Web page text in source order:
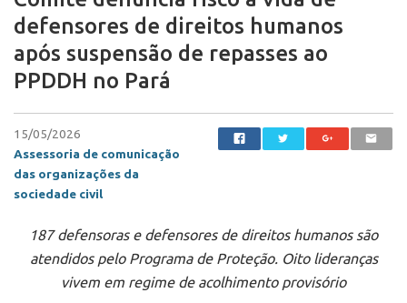
defensores de direitos humanos
após suspensão de repasses ao
PPDDH no Pará
15/05/2026
Assessoria de comunicação
das organizações da
sociedade civil
187 defensoras e defensores de direitos humanos são
atendidos pelo Programa de Proteção. Oito lideranças
vivem em regime de acolhimento provisório